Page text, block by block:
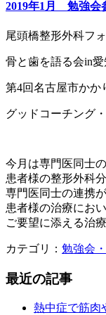
2019年1月 勉強会
尾頭橋整形外科フ
骨と歯を語る会in愛
第4回名古屋市かか
グッドコーチング
今月は専門医同士
患者様の整形外科
専門医同士の連携
患者様の治療にお
ご要望に添える治
カテゴリ： 勉強会
最近の記事
熱中症で筋肉